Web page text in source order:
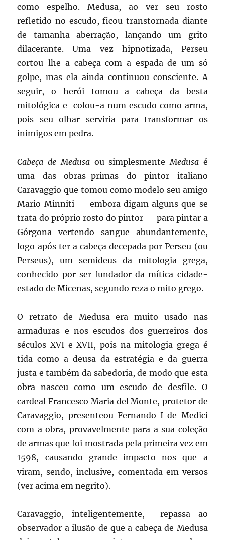
como espelho. Medusa, ao ver seu rosto
refletido no escudo, ficou transtornada diante
de tamanha aberração, lançando um grito
dilacerante. Uma vez hipnotizada, Perseu
cortou-lhe a cabeça com a espada de um só
golpe, mas ela ainda continuou consciente. A
seguir, o herói tomou a cabeça da besta
mitológica e colou-a num escudo como arma,
pois seu olhar serviria para transformar os
inimigos em pedra.
Cabeça de Medusaou simplesmente Medusa é
uma das obras-primas do pintor italiano
Caravaggio que tomou como modelo seu amigo
Mario Minniti — embora digam alguns que se
trata do próprio rosto do pintor — para pintar a
Górgona vertendo sangue abundantemente,
logo após ter a cabeça decepada por Perseu (ou
Perseus), um semideus da mitologia grega,
conhecido por ser fundador da mítica cidade-
estado de Micenas, segundo reza o mito grego.
O retrato de Medusa era muito usado nas
armaduras e nos escudos dos guerreiros dos
séculos XVI e XVII, pois na mitologia grega é
tida como a deusa da estratégia e da guerra
justa e também da sabedoria, de modo que esta
obra nasceu como um escudo de desfile. O
cardeal Francesco Maria del Monte, protetor de
Caravaggio, presenteou Fernando I de Medici
com a obra, provavelmente para a sua coleção
de armas que foi mostrada pela primeira vez em
1598, causando grande impacto nos que a
viram, sendo, inclusive, comentada em versos
(ver acima em negrito).
Caravaggio, inteligentemente, repassa ao
observador a ilusão de que a cabeça de Medusa